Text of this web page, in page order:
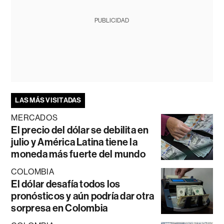
PUBLICIDAD
LAS MÁS VISITADAS
MERCADOS
El precio del dólar se debilita en
julio y América Latina tiene la
moneda más fuerte del mundo
COLOMBIA
El dólar desafía todos los
pronósticos y aún podría dar otra
sorpresa en Colombia